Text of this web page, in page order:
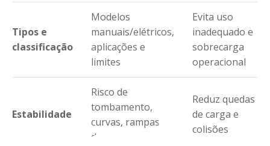
Tipos e
classificação
Modelos
manuais/elétricos,
aplicações e
limites
Evita uso
inadequado e
sobrecarga
operacional
Estabilidade
Risco de
tombamento,
curvas, rampas e
docas
Reduz quedas
de carga e
colisões